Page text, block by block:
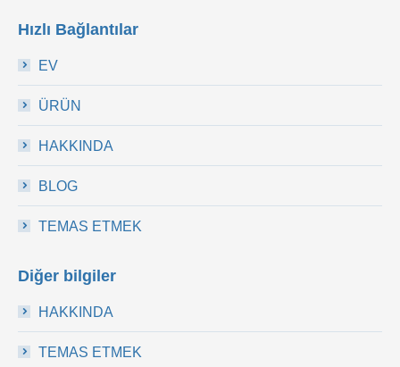
Hızlı Bağlantılar
EV
ÜRÜN
HAKKINDA
BLOG
TEMAS ETMEK
Diğer bilgiler
HAKKINDA
TEMAS ETMEK